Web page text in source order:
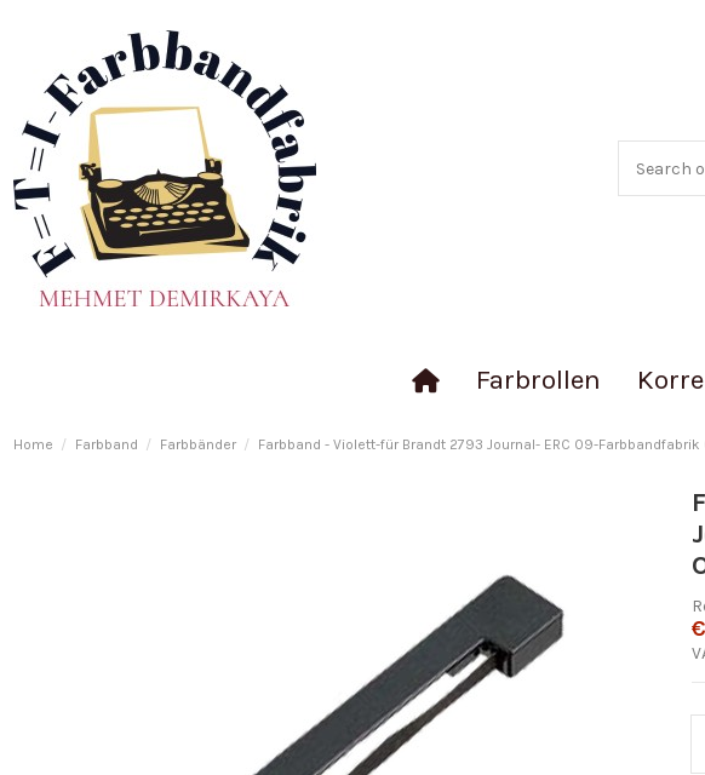
Farbrollen
Home Farbband Farbbänder Farbband - Violett-für Brandt 2793 Journal- ERC 09-Farbbandfabrik